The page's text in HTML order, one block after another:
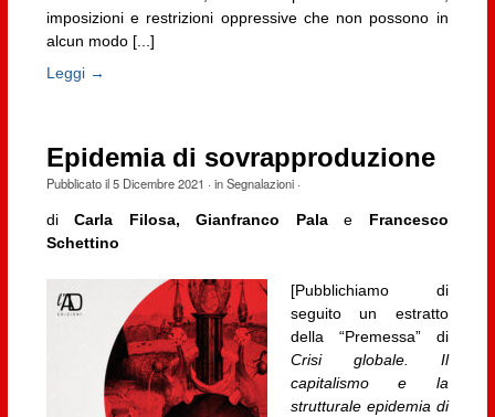
imposizioni e restrizioni oppressive che non possono in
alcun modo [...]
Leggi →
Epidemia di sovrapproduzione
Pubblicato il5 Dicembre 2021 · inSegnalazioni·
diCarla Filosa, Gianfranco Palae Francesco
Schettino
[Pubblichiamo di
seguito un estratto
della “Premessa” di
Crisi globale. Il
capitalismo e la
strutturale epidemia di